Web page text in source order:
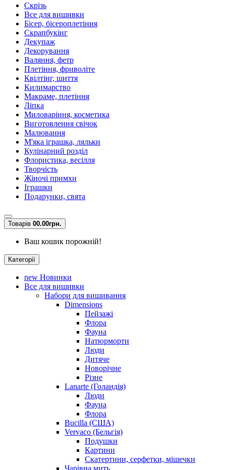
Скрізь
Все для вишивки
Бісер, бісероплетіння
Скрапбукінг
Декупаж
Декорування
Валяння, фетр
Плетіння, фриволіте
Квілтінг, шиття
Килимарство
Макраме, плетіння
Ліпка
Миловаріння, косметика
Виготовлення свічок
Малювання
М'яка іграшка, ляльки
Кулінарний розділ
Флористика, весілля
Творчість
Жіночі примхи
Іграшки
Подарунки, свята
Товарів 00.00грн.
Ваш кошик порожній!
Категорії
new Новинки
Все для вишивки
Набори для вишивання
Dimensions
Пейзажі
Флора
Фауна
Натюрморти
Люди
Дитяче
Новорічне
Різне
Lanarte (Голандія)
Люди
Фауна
Флора
Bucilla (США)
Vervaco (Бельгія)
Подушки
Картини
Скатертини, серфетки, мішечки
Чарiвна мить